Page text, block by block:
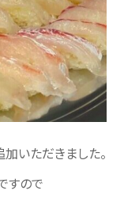
いただきました。
すので